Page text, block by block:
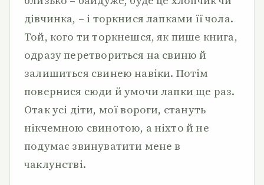
дівчинка, – і торкнися лапками її чола.
Той, кого ти торкнешся, як пише книга,
одразу перетвориться на свиню й
залишиться свинею навіки. Потім
повернися сюди й умочи лапки ще раз.
Отак усі діти, мої вороги, стануть
нікчемною свинотою, а ніхто й не
подумає звинуватити мене в
чаклунстві.